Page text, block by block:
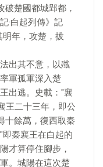
楚國都城郢都，
·白起列傳》記
年，攻楚，拔
出其不意，以殲
軍孤軍深入楚
出逃。史載："襄
王二十三年，即公
十餘萬，復西取秦
秦襄王在白起的
才算停住腳步，
。城陽在這次楚